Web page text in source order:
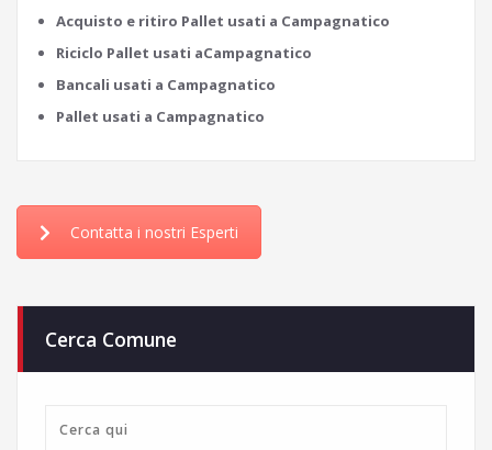
Acquisto e ritiro Pallet usati a Campagnatico
Riciclo Pallet usati aCampagnatico
Bancali usati a Campagnatico
Pallet usati a Campagnatico
Contatta i nostri Esperti
Cerca Comune